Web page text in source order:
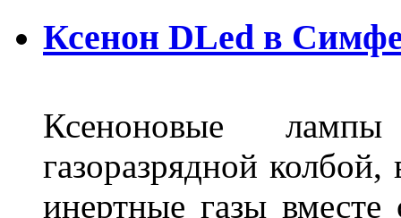
Ксенон DLed в
Ксеноновые
газоразрядной
инертные газы